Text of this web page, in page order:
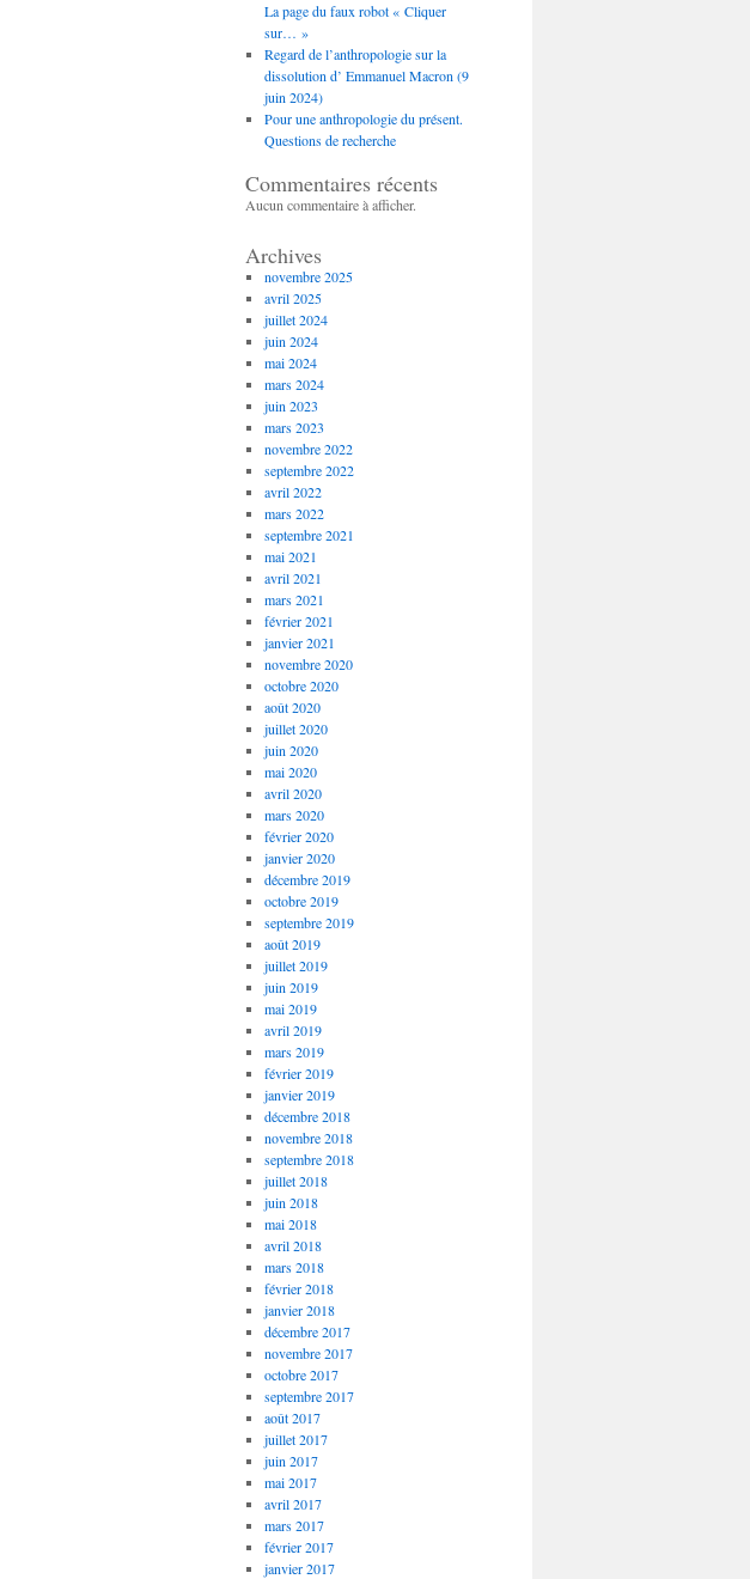
La page du faux robot « Cliquer
sur… »
Regard de l’anthropologie sur la
dissolution d’ Emmanuel Macron (9
juin 2024)
Pour une anthropologie du présent.
Questions de recherche
Commentaires récents
Aucun commentaire à afficher.
Archives
novembre 2025
avril 2025
juillet 2024
juin 2024
mai 2024
mars 2024
juin 2023
mars 2023
novembre 2022
septembre 2022
avril 2022
mars 2022
septembre 2021
mai 2021
avril 2021
mars 2021
février 2021
janvier 2021
novembre 2020
octobre 2020
août 2020
juillet 2020
juin 2020
mai 2020
avril 2020
mars 2020
février 2020
janvier 2020
décembre 2019
octobre 2019
septembre 2019
août 2019
juillet 2019
juin 2019
mai 2019
avril 2019
mars 2019
février 2019
janvier 2019
décembre 2018
novembre 2018
septembre 2018
juillet 2018
juin 2018
mai 2018
avril 2018
mars 2018
février 2018
janvier 2018
décembre 2017
novembre 2017
octobre 2017
septembre 2017
août 2017
juillet 2017
juin 2017
mai 2017
avril 2017
mars 2017
février 2017
janvier 2017